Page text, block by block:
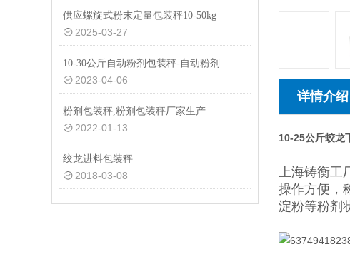
供应螺旋式粉末定量包装秤10-50kg
2025-03-27
10-30公斤自动粉剂包装秤-自动粉剂防尘防爆功能包装机厂家生产
2023-04-06
粉剂包装秤,粉剂包装秤厂家生产
2022-01-13
绞龙进料包装秤
2018-03-08
详情介绍
10-25公斤蛟龙
上海铸衡工
操作方便，
淀粉等粉剂